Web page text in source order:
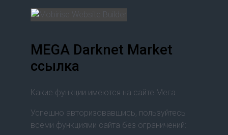
MEGA Darknet Market
ссылка
Какие функции имеются на сайте Мега
Успешно авторизовавшись, пользуйтесь
всеми функциями сайта без ограничений: